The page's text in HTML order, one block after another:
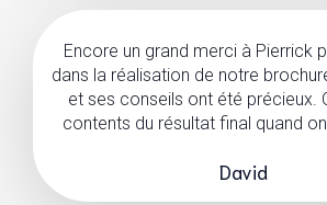
Encore un grand merci à Pierrick
dans la réalisation de notre
et ses conseils ont été précieux.
contents du résultat final quand
David